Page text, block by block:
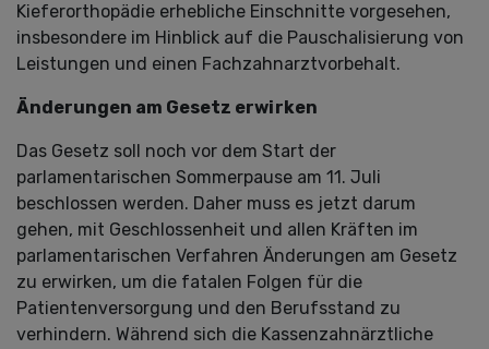
Kieferorthopädie erhebliche Einschnitte vorgesehen,
insbesondere im Hinblick auf die Pauschalisierung von
Leistungen und einen Fachzahnarztvorbehalt.
Änderungen am Gesetz erwirken
Das Gesetz soll noch vor dem Start der
parlamentarischen Sommerpause am 11. Juli
beschlossen werden. Daher muss es jetzt darum
gehen, mit Geschlossenheit und allen Kräften im
parlamentarischen Verfahren Änderungen am Gesetz
zu erwirken, um die fatalen Folgen für die
Patientenversorgung und den Berufsstand zu
verhindern. Während sich die Kassenzahnärztliche